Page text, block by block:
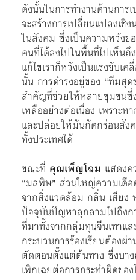
ดังนั้นในการทำงานด้านกา
จะสร้างการเปลี่ยนแปลงเชิ
ในสังคม ซึ่งเป็นความหวังข
คนที่ได้ลงไปในพื้นที่ไปเห็น
แก้ไขเราก็หวังเป็นแรงขับเ
นั้น การดำรงอยู่ของ “ทีมสุด
สำคัญที่ช่วยให้หลายชุมชน
เหลืออย่างต่อเนื่อง เพราะ
และปล่อยให้มันกัดกร่อนสัง
ทั้งประเทศได้
ขณะที่ คุณเพ็ญโฉม แสดงค
“มลพิษ” ส่วนใหญ่ความเดือ
จากสิ่งแวดล้อม กลิ่น เสียง
ปัจจุบันปัญหาลุกลามไปถึงก
ที่มาทั้งจากกลุ่มทุนจีนเทาแล
กระบวนการร้องเรียนต้องผ่
ตัดตอนตั้งแต่ต้นทาง ซึ่งบา
เพิกเฉยต่อการกระทำผิดขอ